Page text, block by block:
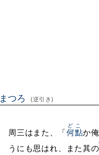
まつろ (逆引き)
周三はまた、「 何點
どこ
か
うにも思はれ、また其の